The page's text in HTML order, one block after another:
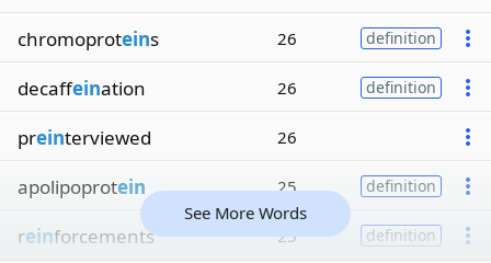
chromoproteins 26 definition
decaffeination 26 definition
preinterviewed 26
apolipoprotein 25 definition
reinforcements 25 definition
See More Words